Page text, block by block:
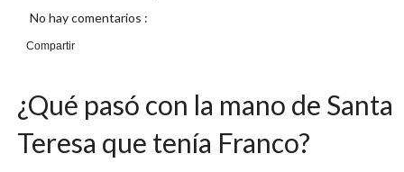
No hay comentarios :
Compartir
¿Qué pasó con la mano de Santa
Teresa que tenía Franco?